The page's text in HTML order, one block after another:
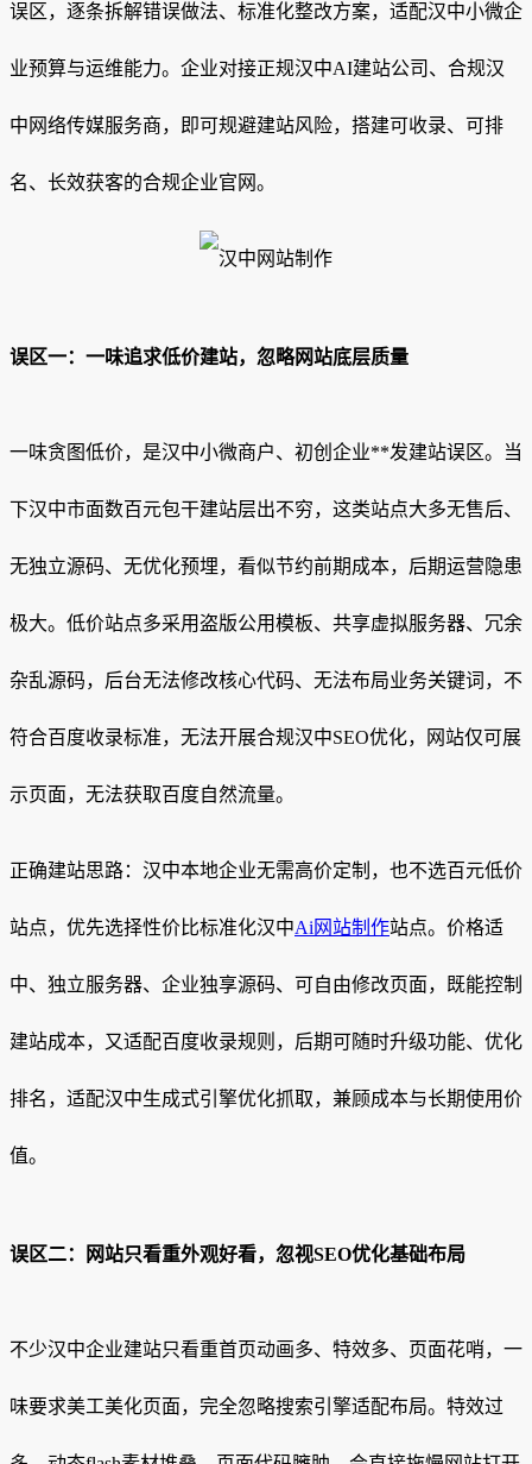
误区，逐条拆解错误做法、标准化整改方案，适配汉中小微企
业预算与运维能力。企业对接正规汉中AI建站公司、合规汉
中网络传媒服务商，即可规避建站风险，搭建可收录、可排
名、长效获客的合规企业官网。
误区一：一味追求低价建站，忽略网站底层质量
一味贪图低价，是汉中小微商户、初创企业**发建站误区。当
下汉中市面数百元包干建站层出不穷，这类站点大多无售后、
无独立源码、无优化预埋，看似节约前期成本，后期运营隐患
极大。低价站点多采用盗版公用模板、共享虚拟服务器、冗余
杂乱源码，后台无法修改核心代码、无法布局业务关键词，不
符合百度收录标准，无法开展合规汉中SEO优化，网站仅可展
示页面，无法获取百度自然流量。
正确建站思路：汉中本地企业无需高价定制，也不选百元低价
站点，优先选择性价比标准化汉中Ai网站制作站点。价格适
中、独立服务器、企业独享源码、可自由修改页面，既能控制
建站成本，又适配百度收录规则，后期可随时升级功能、优化
排名，适配汉中生成式引擎优化抓取，兼顾成本与长期使用价
值。
误区二：网站只看重外观好看，忽视SEO优化基础布局
不少汉中企业建站只看重首页动画多、特效多、页面花哨，一
味要求美工美化页面，完全忽略搜索引擎适配布局。特效过